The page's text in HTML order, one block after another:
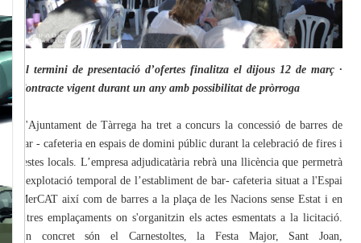
El termini de presentació d’ofertes finalitza el dijous 12 de març ·
Contracte vigent durant un any amb possibilitat de pròrroga
L'Ajuntament de Tàrrega ha tret a concurs la concessió de barres de
bar - cafeteria en espais de domini públic durant la celebració de fires i
festes locals. L’empresa adjudicatària rebrà una llicència que permetrà
l’explotació temporal de l’establiment de bar- cafeteria situat a l'Espai
MerCAT així com de barres a la plaça de les Nacions sense Estat i en
altres emplaçaments on s'organitzin els actes esmentats a la licitació.
En concret són el Carnestoltes, la Festa Major, Sant Joan,